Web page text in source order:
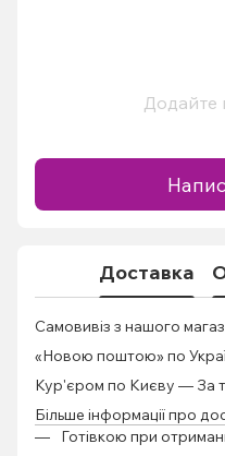
Додайте
Доставка
Самовивіз з нашого
«Новою поштою» по
Кур'єром по Києву — За
Більше інформації про
Готівкою при